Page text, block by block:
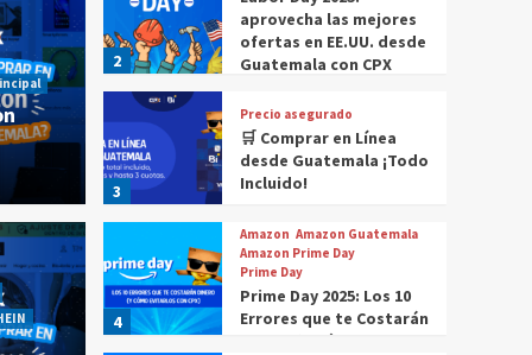
Destacada Principal SHEIN SHEIN Guatemala
en SHEIN desde
2
aprovecha las mejores
ofertas en EE.UU. desde
Guatemala con CPX
3
Precio asegurado
🛒 Comprar en Línea
desde Guatemala ¡Todo
Incluido!
4
Amazon Amazon Guatemala
Amazon Prime Day
Prime Day
Prime Day 2025: Los 10
Errores que te Costarán
Dinero (Y Cómo